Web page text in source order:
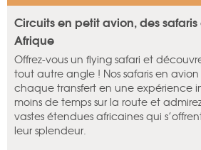
Circuits en petit avion, des
Afrique
Offrez-vous un flying safari et
tout autre angle ! Nos safaris en
chaque transfert en une expérience
moins de temps sur la route et
vastes étendues africaines qui
leur splendeur.